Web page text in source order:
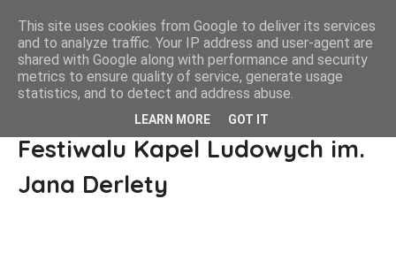
1Miejsce na Ogólopolskim
Festiwalu Kapel Ludowych im.
Jana Derlety
This site uses cookies from Google to deliver its services
and to analyze traffic. Your IP address and user-agent are
shared with Google along with performance and security
metrics to ensure quality of service, generate usage
statistics, and to detect and address abuse.
LEARN MORE GOT IT